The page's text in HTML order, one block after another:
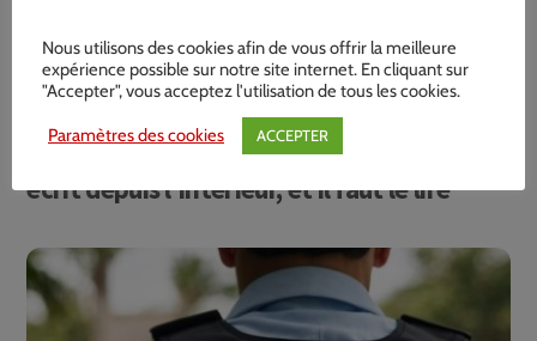
« Une vie de fêlé » : Jonathan Boismard
écrit depuis l’intérieur, et il faut le lire
Nous utilisons des cookies afin de vous offrir la meilleure
expérience possible sur notre site internet. En cliquant sur
"Accepter", vous acceptez l'utilisation de tous les cookies.
Paramètres des cookies ACCEPTER